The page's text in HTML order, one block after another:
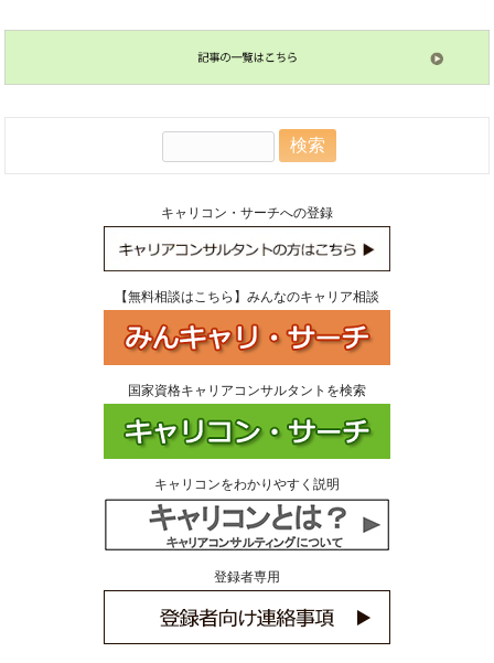
キャリコン・サーチへの登録
【無料相談はこちら】みんなのキャリア相談
国家資格キャリアコンサルタントを検索
キャリコンをわかりやすく説明
登録者専用